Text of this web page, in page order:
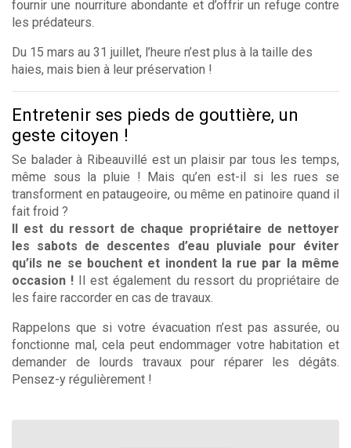
fournir une nourriture abondante et d’offrir un refuge contre
les prédateurs.
Du 15 mars au 31 juillet, l’heure n’est plus à la taille des
haies, mais bien à leur préservation !
Entretenir ses pieds de gouttière, un
geste citoyen !
Se balader à Ribeauvillé est un plaisir par tous les temps,
même sous la pluie ! Mais qu’en est-il si les rues se
transforment en pataugeoire, ou même en patinoire quand il
fait froid ?
Il est du ressort de chaque propriétaire de nettoyer
les sabots de descentes d’eau pluviale pour éviter
qu’ils ne se bouchent et inondent la rue par la même
occasion ! Il est également du ressort du propriétaire de
les faire raccorder en cas de travaux.
Rappelons que si votre évacuation n’est pas assurée, ou
fonctionne mal, cela peut endommager votre habitation et
demander de lourds travaux pour réparer les dégâts.
Pensez-y régulièrement !